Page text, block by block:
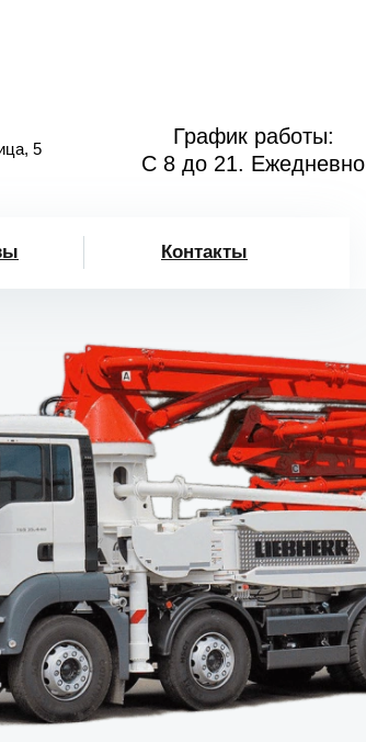
5
График работы:
С 8 до 21. Ежедневно
Контакты